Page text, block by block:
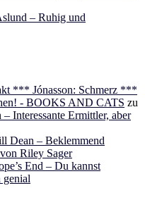
– Ruhig und
*** Jónasson: Schmerz ***
- BOOKS AND CATS zu
Interessante Ermittler, aber
Dean – Beklemmend
Riley Sager
End – Du kannst
genial